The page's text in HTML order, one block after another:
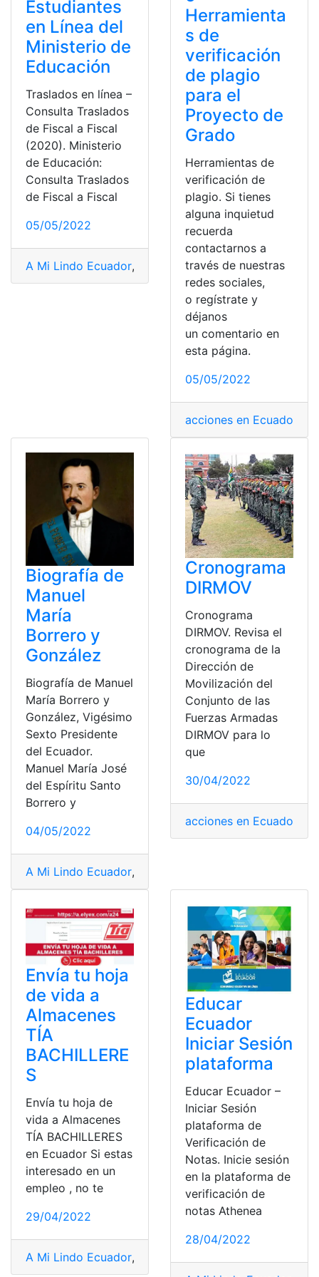
Estudiantes
en Línea del
Ministerio de
Educación
Traslados en línea –
Consulta Traslados
de Fiscal a Fiscal
(2020). Ministerio
de Educación:
Consulta Traslados
de Fiscal a Fiscal
05/05/2022
A Mi Lindo Ecuador, acciones en Ecuador,adopción
Herramienta
s de
verificación
de plagio
para el
Proyecto de
Grado
Herramientas de
verificación de
plagio. Si tienes
alguna inquietud
recuerda
contactarnos a
través de nuestras
redes sociales,
o regístrate y
déjanos
un comentario en
esta página.
05/05/2022
acciones en Ecuador
Biografía de
Manuel
María
Borrero y
González
Biografía de Manuel
María Borrero y
González, Vigésimo
Sexto Presidente
del Ecuador.
Manuel María José
del Espíritu Santo
Borrero y
04/05/2022
A Mi Lindo Ecuador,
Cronograma
DIRMOV
Cronograma
DIRMOV. Revisa el
cronograma de la
Dirección de
Movilización del
Conjunto de las
Fuerzas Armadas
DIRMOV para lo
que
30/04/2022
acciones en Ecuador
Envía tu hoja
de vida a
Almacenes
TÍA
BACHILLERE
S
Envía tu hoja de
vida a Almacenes
TÍA BACHILLERES
en Ecuador Si estas
interesado en un
empleo , no te
29/04/2022
A Mi Lindo Ecuador,
Educar
Ecuador
Iniciar Sesión
plataforma
Educar Ecuador –
Iniciar Sesión
plataforma de
Verificación de
Notas. Inicie sesión
en la plataforma de
verificación de
notas Athenea
28/04/2022